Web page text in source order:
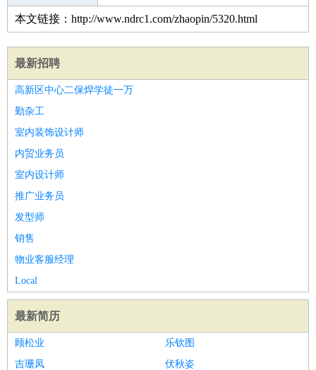
本文链接：http://www.ndrc1.com/zhaopin/5320.html
最新招聘
高新区中心二保焊学徒一万
勤杂工
室内装饰设计师
内贸业务员
室内设计师
推广业务员
发型师
销售
物业客服经理
Local
最新简历
顾松业
乐钦图
吉珊凤
伏秋姿